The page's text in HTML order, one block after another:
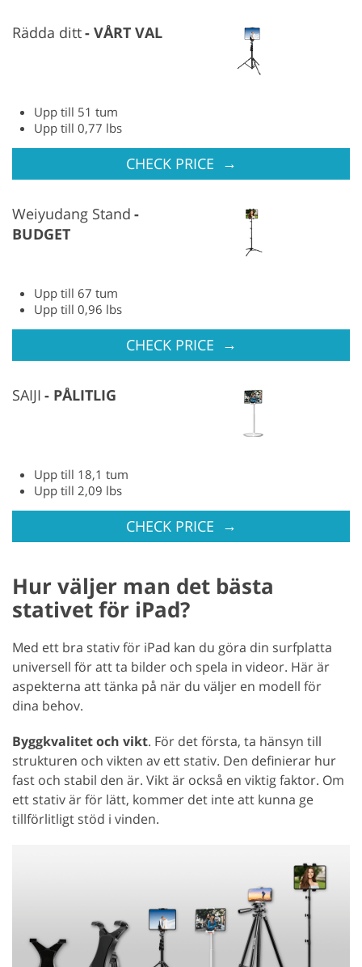
Rädda ditt VÅRT VAL
Upp till 51 tum
Upp till 0,77 lbs
CHECK PRICE →
Weiyudang Stand
BUDGET
Upp till 67 tum
Upp till 0,96 lbs
CHECK PRICE →
SAIJI PÅLITLIG
Upp till 18,1 tum
Upp till 2,09 lbs
CHECK PRICE →
Hur väljer man det bästa
stativet för iPad?
Med ett bra stativ för iPad kan du göra din surfplatta
universell för att ta bilder och spela in videor. Här är
aspekterna att tänka på när du väljer en modell för
dina behov.
Byggkvalitet och vikt. För det första, ta hänsyn till
strukturen och vikten av ett stativ. Den definierar hur
fast och stabil den är. Vikt är också en viktig faktor. Om
ett stativ är för lätt, kommer det inte att kunna ge
tillförlitligt stöd i vinden.